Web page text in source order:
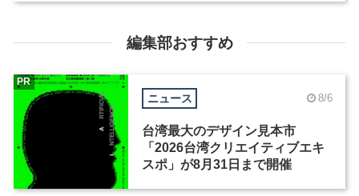
編集部おすすめ
ニュース 8/6
台湾最大のデザイン見本市
「2026台湾クリエイティブエキ
スポ」が8月31日まで開催
PR